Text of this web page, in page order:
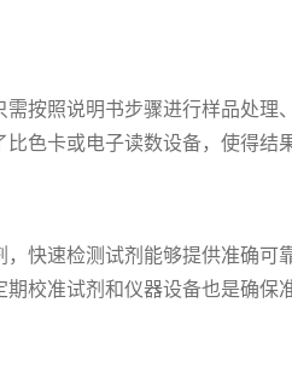
按照说明书步骤进行样品处
色卡或电子读数设备，使得结
快速检测试剂能够提供准确
校准试剂和仪器设备也是确保